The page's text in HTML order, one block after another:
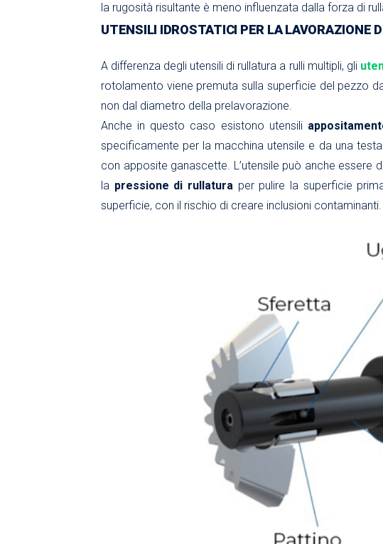
la rugosità risultante è meno influenzata dalla forza di
UTENSILI IDROSTATICI PER LA LAVORAZIONE
A differenza degli utensili di rullatura a rulli multipli, gli
rotolamento viene premuta sulla superficie del pezzo
non dal diametro della prelavorazione.
Anche in questo caso esistono utensili
specificamente per la macchina utensile e da una
con apposite ganascette. L’utensile può anche essere
la pressione di rullatura per pulire la superficie
superficie, con il rischio di creare inclusioni contaminanti.